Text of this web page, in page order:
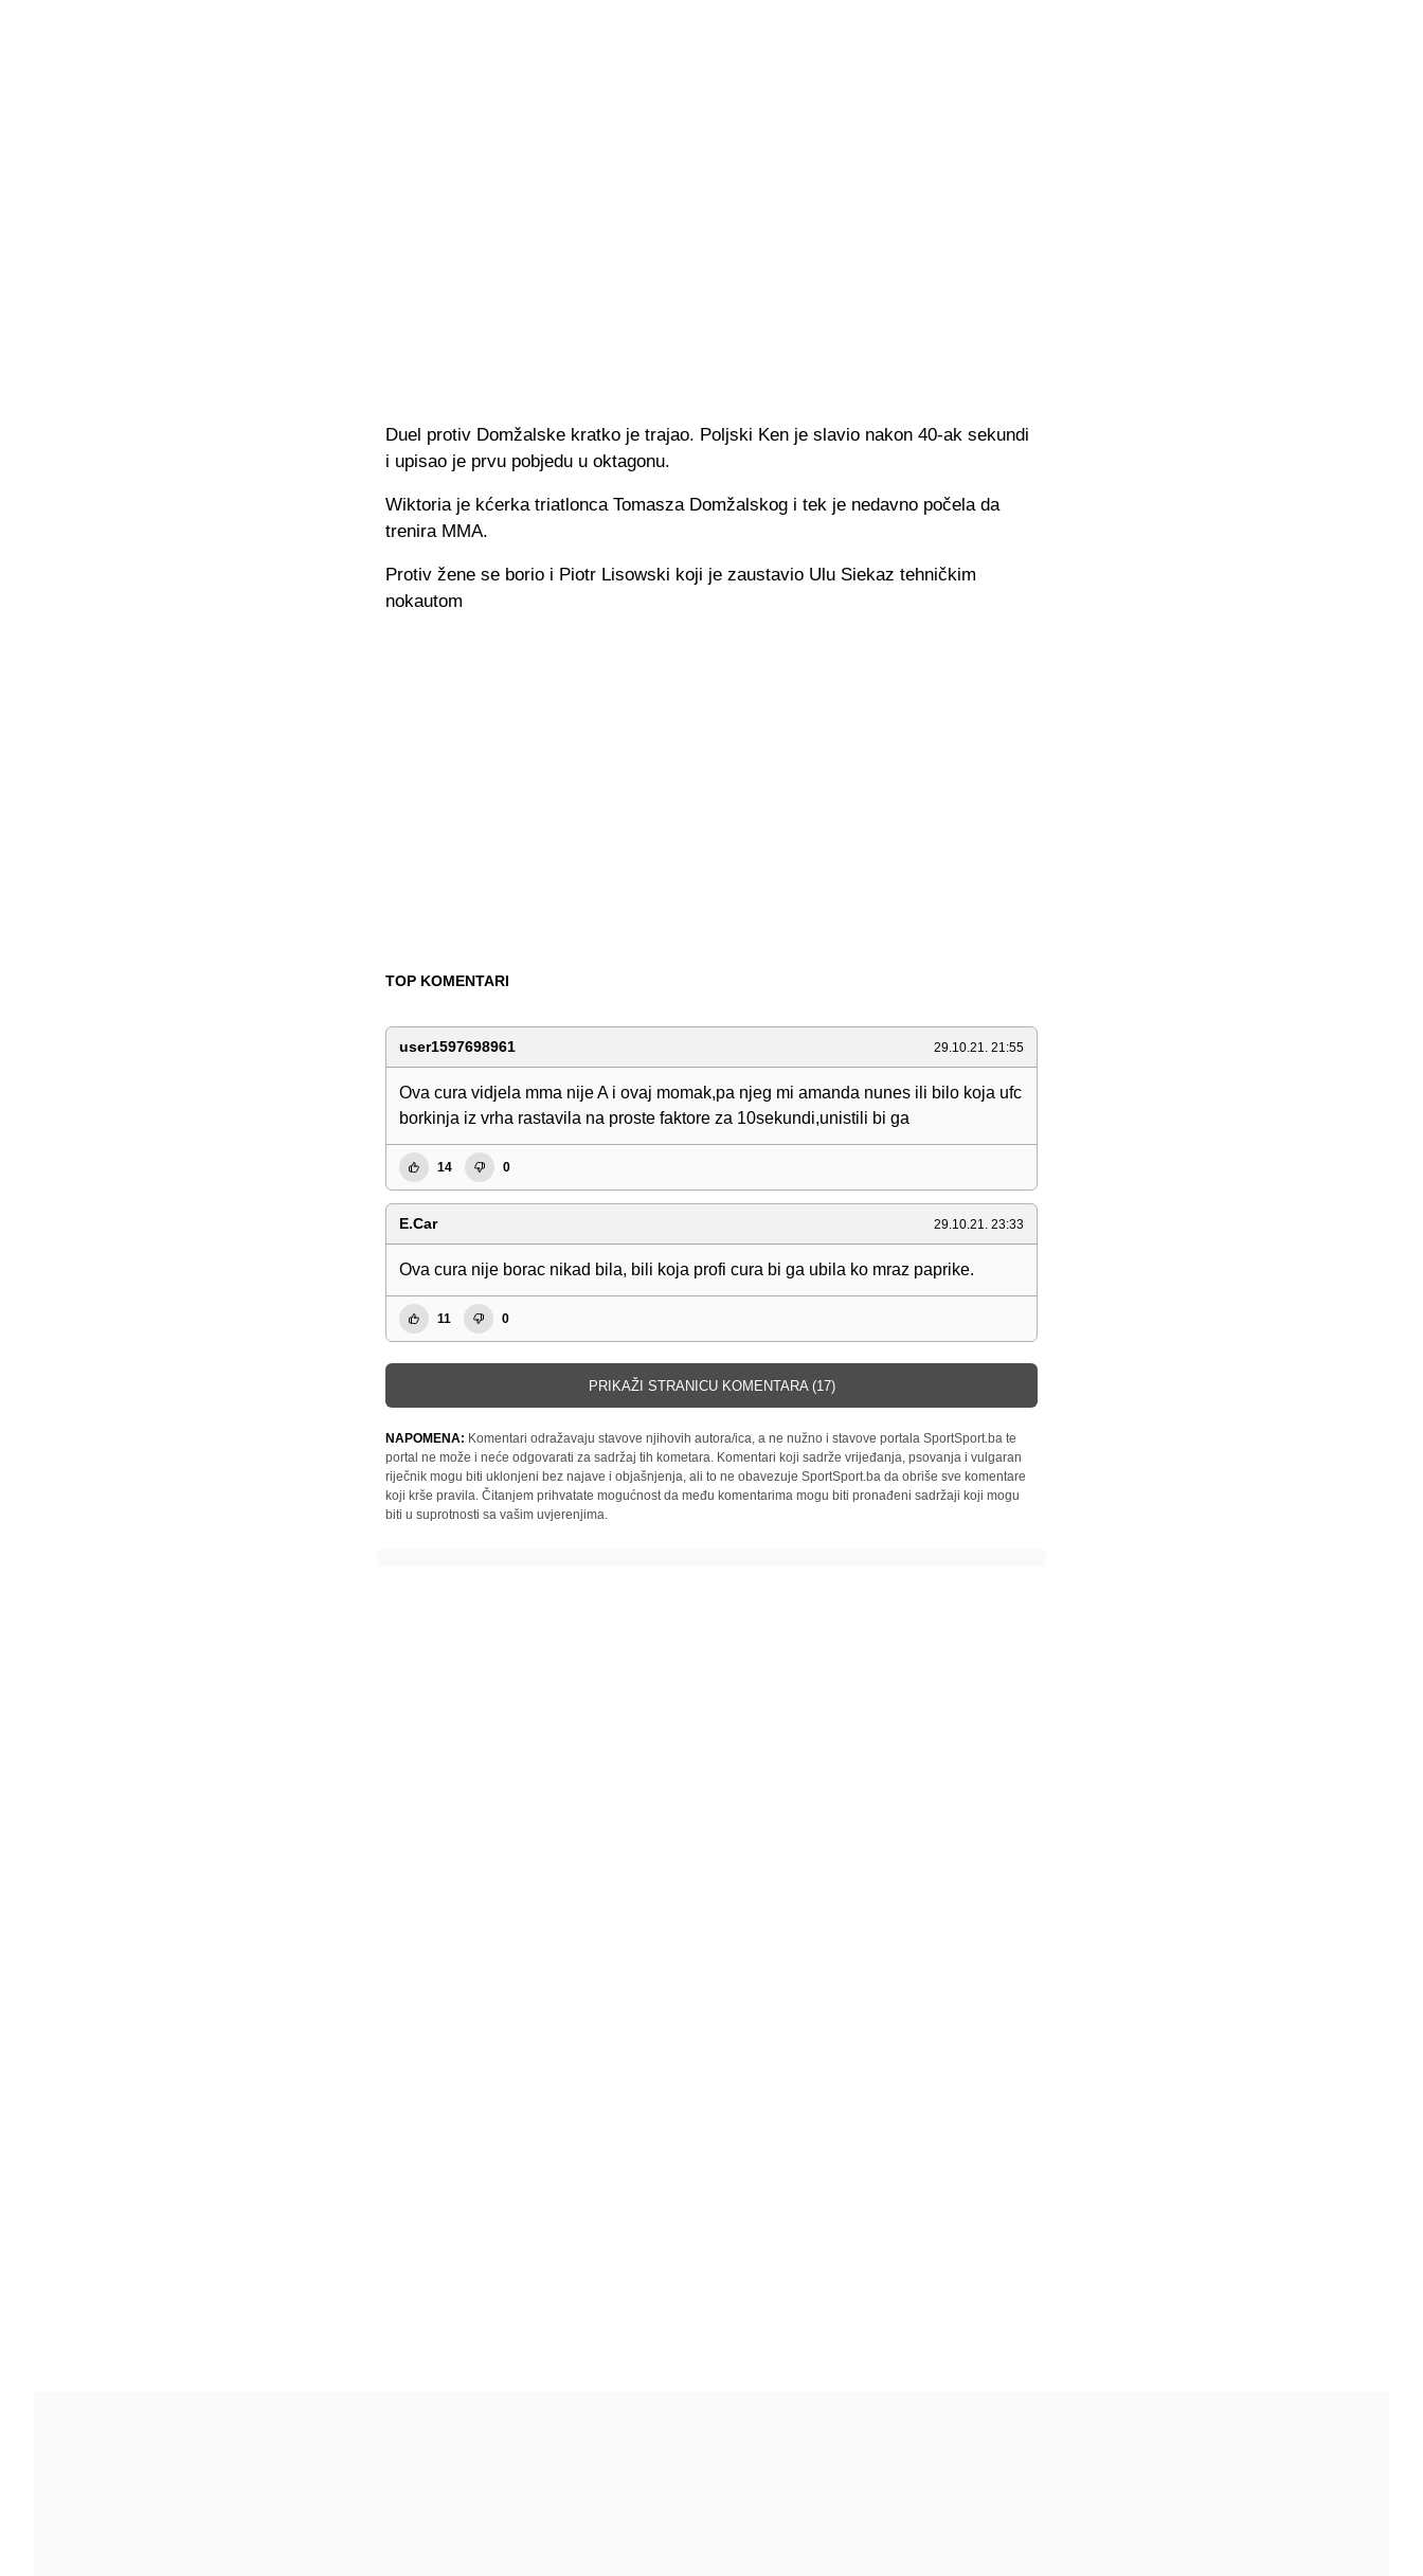
Duel protiv Domžalske kratko je trajao. Poljski Ken je slavio nakon 40-ak sekundi
i upisao je prvu pobjedu u oktagonu.
Wiktoria je kćerka triatlonca Tomasza Domžalskog i tek je nedavno počela da
trenira MMA.
Protiv žene se borio i Piotr Lisowski koji je zaustavio Ulu Siekaz tehničkim
nokautom
TOP KOMENTARI
user1597698961 29.10.21. 21:55
Ova cura vidjela mma nije A i ovaj momak,pa njeg mi amanda nunes ili bilo koja ufc
borkinja iz vrha rastavila na proste faktore za 10sekundi,unistili bi ga
14 0
E.Car 29.10.21. 23:33
Ova cura nije borac nikad bila, bili koja profi cura bi ga ubila ko mraz paprike.
11 0
PRIKAŽI STRANICU KOMENTARA (17)
NAPOMENA: Komentari odražavaju stavove njihovih autora/ica, a ne nužno i stavove portala SportSport.ba te
portal ne može i neće odgovarati za sadržaj tih kometara. Komentari koji sadrže vrijeđanja, psovanja i vulgaran
riječnik mogu biti uklonjeni bez najave i objašnjenja, ali to ne obavezuje SportSport.ba da obriše sve komentare
koji krše pravila. Čitanjem prihvatate mogućnost da među komentarima mogu biti pronađeni sadržaji koji mogu
biti u suprotnosti sa vašim uvjerenjima.